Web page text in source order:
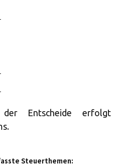
Entscheide erfolgt
Steuerthemen: